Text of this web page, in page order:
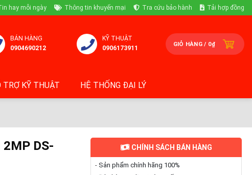
hay mỗi ngày Thông tin khuyến mại Tra cứu bảo hành Tải hợp đồng
BÁN HÀNG
0904690212
KỸ THUẬT
0906173911
GIỎ HÀNG / 0₫
TRỢ KỸ THUẬT HỆ THỐNG ĐẠI LÝ
2MP DS-
CHÍNH SÁCH BÁN HÀNG
- Sản phẩm chính hãng 100%